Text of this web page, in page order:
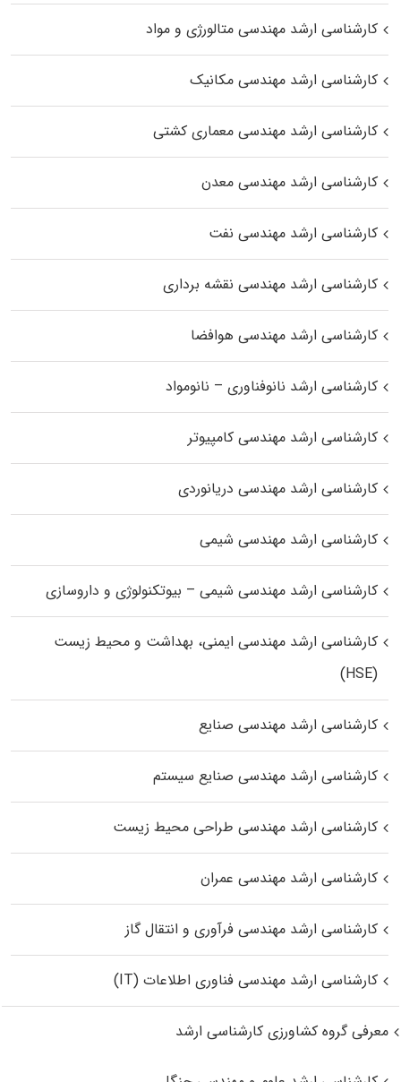
کارشناسی ارشد مهندسی متالورژی و مواد
کارشناسی ارشد مهندسی مکانیک
کارشناسی ارشد مهندسی معماری کشتی
کارشناسی ارشد مهندسی معدن
کارشناسی ارشد مهندسی نفت
کارشناسی ارشد مهندسی نقشه برداری
کارشناسی ارشد مهندسی هوافضا
کارشناسی ارشد نانوفناوری – نانومواد
کارشناسی ارشد مهندسی کامپیوتر
کارشناسی ارشد مهندسی دریانوردی
کارشناسی ارشد مهندسی شیمی
کارشناسی ارشد مهندسی شیمی – بیوتکنولوژی و داروسازی
کارشناسی ارشد مهندسی ایمنی، بهداشت و محیط زیست
(HSE)
کارشناسی ارشد مهندسی صنایع
کارشناسی ارشد مهندسی صنایع سیستم
کارشناسی ارشد مهندسی طراحی محیط زیست
کارشناسی ارشد مهندسی عمران
کارشناسی ارشد مهندسی فرآوری و انتقال گاز
کارشناسی ارشد مهندسی فناوری اطلاعات (IT)
معرفی گروه کشاورزی کارشناسی ارشد